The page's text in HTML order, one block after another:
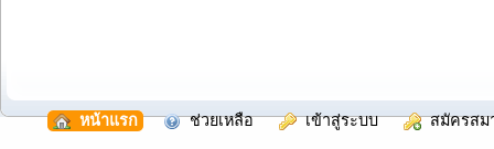
หน้าแรก ช่วยเหลือ เข้าสู่ระบบ สมัครสม